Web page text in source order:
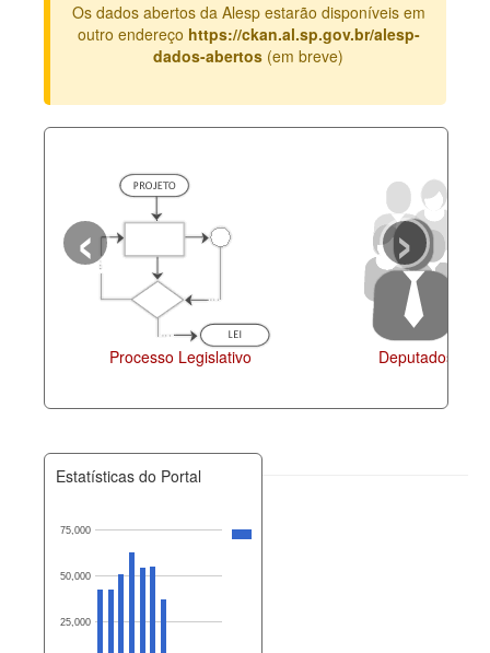
Legislação
Perguntas frequentes
Os dados abertos da Alesp estarão disponíveis em
outro endereço https://ckan.al.sp.gov.br/alesp-
dados-abertos (em breve)
Processo Legislativo Deputados
‹ ›
Estatísticas do Portal
25,000
50,000
75,000